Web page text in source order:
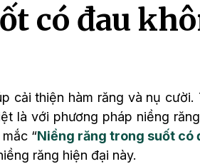
có đau
cải thiện hàm răng và nụ cười.
là với phương pháp niềng
“Niềng răng trong suốt có
răng hiện đại này.